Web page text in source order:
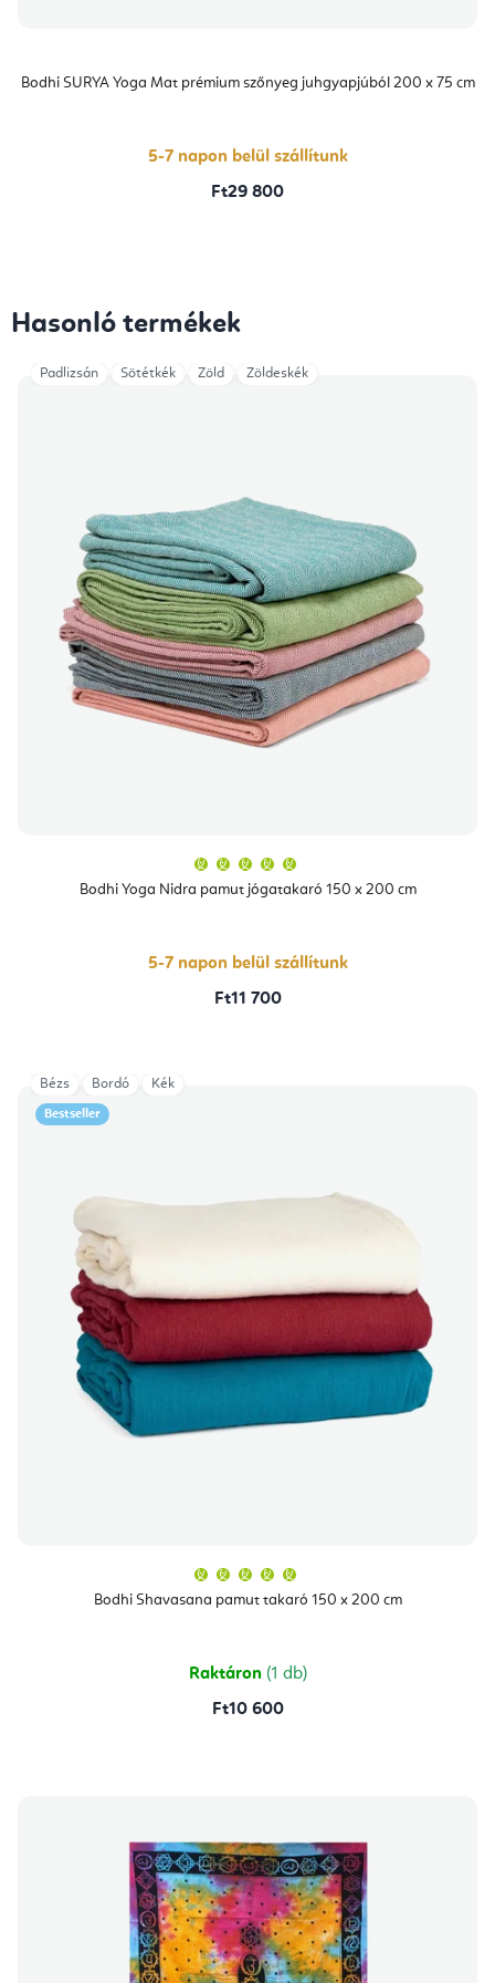
Bodhi SURYA Yoga Mat prémium szőnyeg juhgyapjúból 200 x 75 cm
5-7 napon belül szállítunk
Ft29 800
Hasonló termékek
Bodhi Yoga Nidra pamut jógatakaró 150 x 200 cm
átlagos
értékelése
csillag.
5-7 napon belül szállítunk
Ft11 700
Padlizsán Sötétkék Zöld Zöldeskék
Bestseller
Bodhi Shavasana pamut takaró 150 x 200 cm
átlagos
értékelése
csillag.
Raktáron (1 db)
Ft10 600
Bézs Bordó Kék